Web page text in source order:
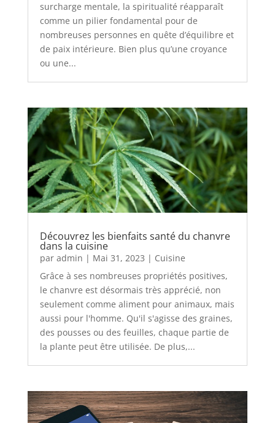
surcharge mentale, la spiritualité réapparaît
comme un pilier fondamental pour de
nombreuses personnes en quête d’équilibre et
de paix intérieure. Bien plus qu’une croyance
ou une...
Découvrez les bienfaits santé du chanvre
dans la cuisine
par admin | Mai 31, 2023 | Cuisine
Grâce à ses nombreuses propriétés positives,
le chanvre est désormais très apprécié, non
seulement comme aliment pour animaux, mais
aussi pour l'homme. Qu'il s'agisse des graines,
des pousses ou des feuilles, chaque partie de
la plante peut être utilisée. De plus,...